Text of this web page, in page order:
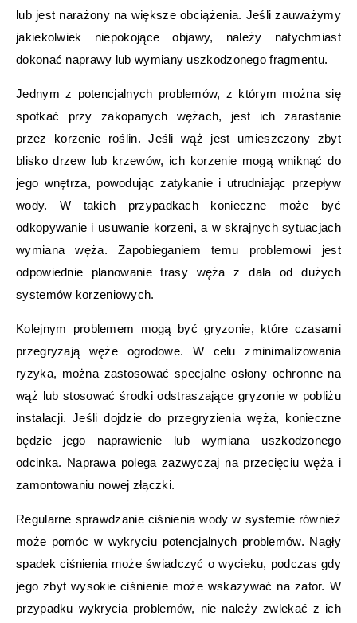
lub jest narażony na większe obciążenia. Jeśli zauważymy
jakiekolwiek niepokojące objawy, należy natychmiast
dokonać naprawy lub wymiany uszkodzonego fragmentu.
Jednym z potencjalnych problemów, z którym można się
spotkać przy zakopanych wężach, jest ich zarastanie
przez korzenie roślin. Jeśli wąż jest umieszczony zbyt
blisko drzew lub krzewów, ich korzenie mogą wniknąć do
jego wnętrza, powodując zatykanie i utrudniając przepływ
wody. W takich przypadkach konieczne może być
odkopywanie i usuwanie korzeni, a w skrajnych sytuacjach
wymiana węża. Zapobieganiem temu problemowi jest
odpowiednie planowanie trasy węża z dala od dużych
systemów korzeniowych.
Kolejnym problemem mogą być gryzonie, które czasami
przegryzają węże ogrodowe. W celu zminimalizowania
ryzyka, można zastosować specjalne osłony ochronne na
wąż lub stosować środki odstraszające gryzonie w pobliżu
instalacji. Jeśli dojdzie do przegryzienia węża, konieczne
będzie jego naprawienie lub wymiana uszkodzonego
odcinka. Naprawa polega zazwyczaj na przecięciu węża i
zamontowaniu nowej złączki.
Regularne sprawdzanie ciśnienia wody w systemie również
może pomóc w wykryciu potencjalnych problemów. Nagły
spadek ciśnienia może świadczyć o wycieku, podczas gdy
jego zbyt wysokie ciśnienie może wskazywać na zator. W
przypadku wykrycia problemów, nie należy zwlekać z ich